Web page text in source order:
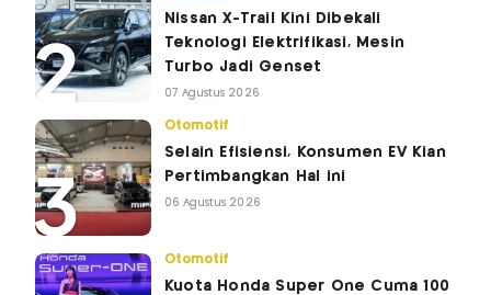
Nissan X-Trail Kini Dibekali
Teknologi Elektrifikasi, Mesin
Turbo Jadi Genset
07 Agustus 2026
Otomotif
Selain Efisiensi, Konsumen EV Kian
Pertimbangkan Hal ini
06 Agustus 2026
Otomotif
Kuota Honda Super One Cuma 100